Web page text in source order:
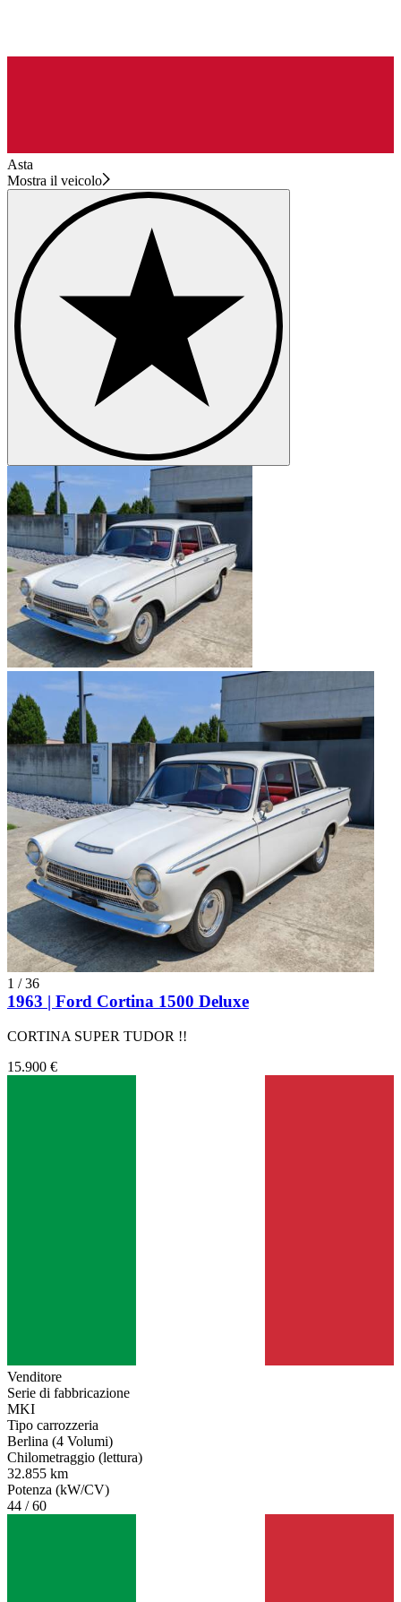
Asta
Mostra il veicolo
1 /36
1963 | Ford Cortina 1500 Deluxe
CORTINA SUPER TUDOR !!
15.900 €
Venditore
Serie di fabbricazione
MKI
Tipo carrozzeria
Berlina (4 Volumi)
Chilometraggio (lettura)
32.855 km
Potenza (kW/CV)
44 / 60